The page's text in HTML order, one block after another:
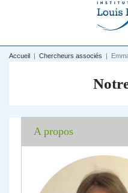
Accueil | Chercheurs associés |
A propos